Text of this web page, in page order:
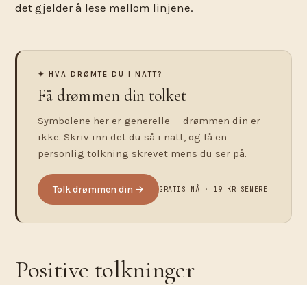
det gjelder å lese mellom linjene.
✦ HVA DRØMTE DU I NATT?
Få drømmen din tolket
Symbolene her er generelle — drømmen din er
ikke. Skriv inn det du så i natt, og få en
personlig tolkning skrevet mens du ser på.
Tolk drømmen din → GRATIS NÅ · 19 KR SENERE
Positive tolkninger